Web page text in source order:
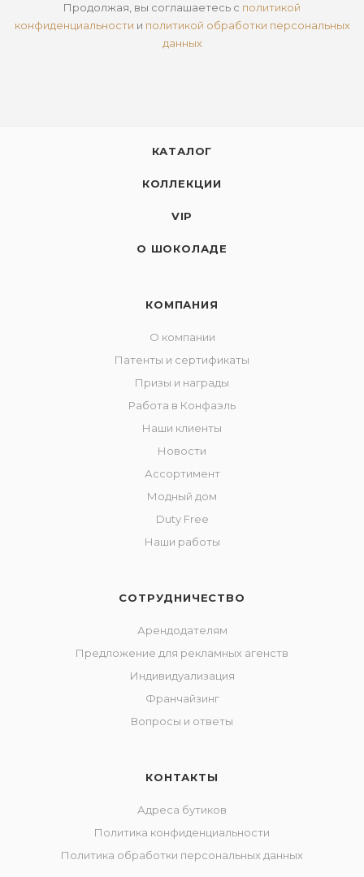
Продолжая, вы соглашаетесь с политикой
конфиденциальности и политикой обработки персональных
данных
КАТАЛОГ
КОЛЛЕКЦИИ
VIP
О ШОКОЛАДЕ
КОМПАНИЯ
О компании
Патенты и сертификаты
Призы и награды
Работа в Конфаэль
Наши клиенты
Новости
Ассортимент
Модный дом
Duty Free
Наши работы
СОТРУДНИЧЕСТВО
Арендодателям
Предложение для рекламных агенств
Индивидуализация
Франчайзинг
Вопросы и ответы
КОНТАКТЫ
Адреса бутиков
Политика конфиденциальности
Политика обработки персональных данных